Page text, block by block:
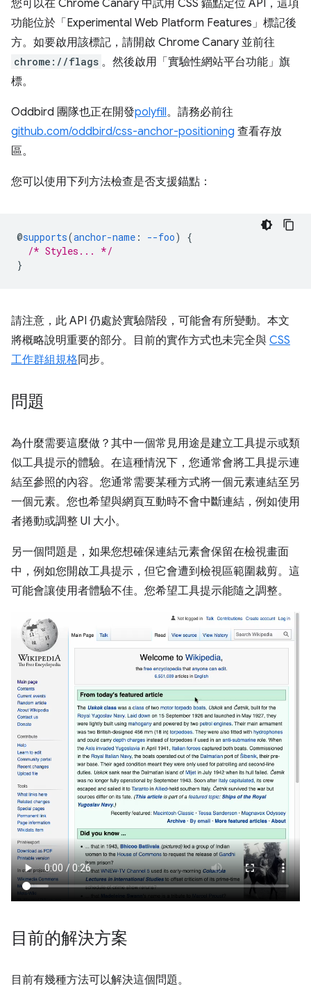
您可以在 Chrome Canary 中試用 CSS 錨點定位 API，這項
功能位於「Experimental Web Platform Features」標記後
方。如要啟用該標記，請開啟 Chrome Canary 並前往
chrome://flags 。然後啟用「實驗性網站平台功能」旗
標。
Oddbird 團隊也正在開發polyfill。請務必前往
github.com/oddbird/css-anchor-positioning 查看存放
區。
您可以使用下列方法檢查是否支援錨點：
@supports(anchor-name : --foo)
{
/* Styles... */
}
請注意，此 API 仍處於實驗階段，可能會有所變動。本文
將概略說明重要的部分。目前的實作方式也未完全與 CSS
工作群組規格同步。
問題
為什麼需要這麼做？其中一個常見用途是建立工具提示或類
似工具提示的體驗。在這種情況下，您通常會將工具提示連
結至參照的內容。您通常需要某種方式將一個元素連結至另
一個元素。您也希望與網頁互動時不會中斷連結，例如使用
者捲動或調整 UI 大小。
另一個問題是，如果您想確保連結元素會保留在檢視畫面
中，例如您開啟工具提示，但它會遭到檢視區範圍裁剪。這
可能會讓使用者體驗不佳。您希望工具提示能隨之調整。
目前的解決方案
目前有幾種方法可以解決這個問題。